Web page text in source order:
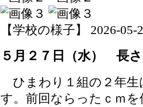
【学校の様子】 2026-05-
５月２７日（水） 長
ひまわり１組の２年生
す。前回ならったｃｍ